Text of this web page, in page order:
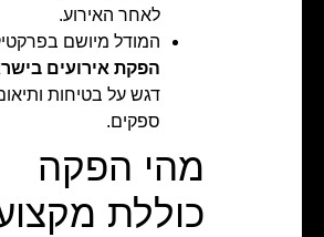
לאחר האירוע.
המודל מיושם
הפקת אירועים
דגש על בטיחות
ספקים.
מהי הפקה
כוללת